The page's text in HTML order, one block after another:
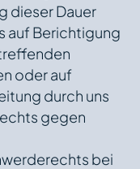
dieser Dauer
auf Berichtigung
oder auf
durch uns
gegen
bei